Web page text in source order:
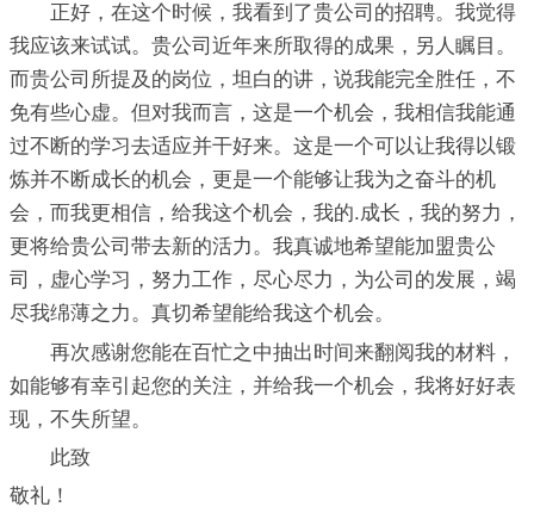
正好，在这个时候，我看到了贵公司的招聘。我觉得
我应该来试试。贵公司近年来所取得的成果，另人瞩目。
而贵公司所提及的岗位，坦白的讲，说我能完全胜任，不
免有些心虚。但对我而言，这是一个机会，我相信我能通
过不断的学习去适应并干好来。这是一个可以让我得以锻
炼并不断成长的机会，更是一个能够让我为之奋斗的机
会，而我更相信，给我这个机会，我的.成长，我的努力，
更将给贵公司带去新的活力。我真诚地希望能加盟贵公
司，虚心学习，努力工作，尽心尽力，为公司的发展，竭
尽我绵薄之力。真切希望能给我这个机会。
再次感谢您能在百忙之中抽出时间来翻阅我的材料，
如能够有幸引起您的关注，并给我一个机会，我将好好表
现，不失所望。
此致
敬礼！